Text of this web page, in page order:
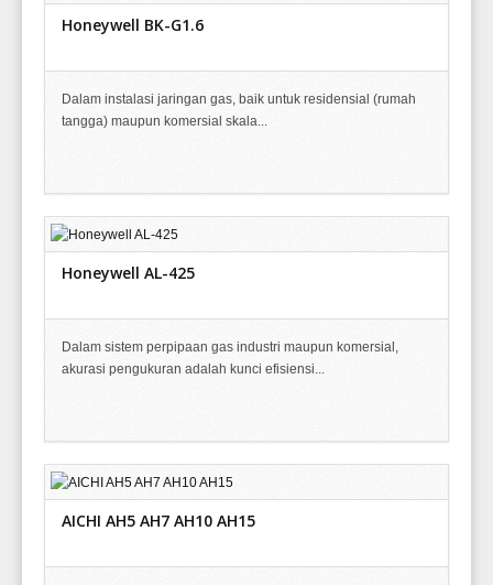
Honeywell BK-G1.6
Dalam instalasi jaringan gas, baik untuk residensial (rumah
tangga) maupun komersial skala...
Honeywell AL-425
Dalam sistem perpipaan gas industri maupun komersial,
akurasi pengukuran adalah kunci efisiensi...
AICHI AH5 AH7 AH10 AH15